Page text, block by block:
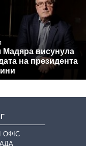
Мадяра висунула
на президента
ОФІС